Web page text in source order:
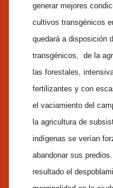
generar mejores
cultivos transgénicos
quedará a disposición
transgénicos, de la
las forestales,
fertilizantes y con
el vaciamiento del
la agricultura de
indígenas se verían
abandonar sus
resultado el